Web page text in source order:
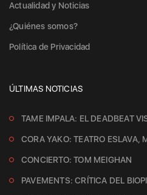
Actualidad y Noticias
¿Quiénes somos?
Política de Privacidad
ÚLTIMAS NOTICIAS
TAME IMPALA: EL DEADBEAT
CORA YAKO: TEATRO ESLAVA,
CONCIERTO: TOM MEIGHAN
PAVEMENTS: CRÍTICA DEL